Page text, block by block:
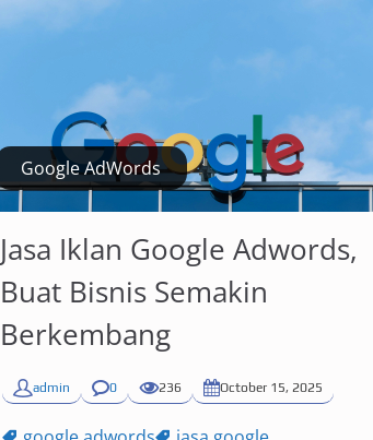
Google AdWords
Jasa Iklan Google Adwords,
Buat Bisnis Semakin
Berkembang
admin 0 236 October 15, 2025